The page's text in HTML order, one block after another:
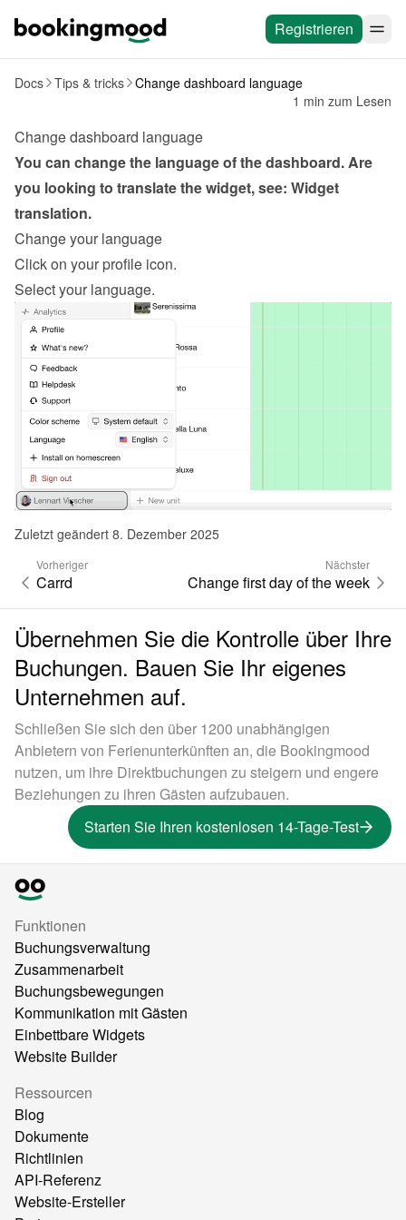
Registrieren
Docs Tips & tricks Change dashboard language
1 min zum Lesen
Change dashboard language
You can change the language of the dashboard. Are
you looking to translate the widget, see: Widget
translation.
Change your language
Click on your profile icon.
Select your language.
Zuletzt geändert 8. Dezember 2025
Vorheriger
Carrd
Nächster
Change first day of the week
Übernehmen Sie die Kontrolle über Ihre
Buchungen. Bauen Sie Ihr eigenes
Unternehmen auf.
Schließen Sie sich den über 1200 unabhängigen
Anbietern von Ferienunterkünften an, die Bookingmood
nutzen, um ihre Direktbuchungen zu steigern und engere
Beziehungen zu ihren Gästen aufzubauen.
Starten Sie Ihren kostenlosen 14-Tage-Test
Funktionen
Buchungsverwaltung
Zusammenarbeit
Buchungsbewegungen
Kommunikation mit Gästen
Einbettbare Widgets
Website Builder
Ressourcen
Blog
Dokumente
Richtlinien
API-Referenz
Website-Ersteller